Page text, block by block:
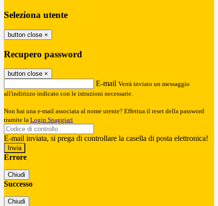
Seleziona utente
button close ×
Recupero password
button close ×
E-mail Verrà inviato un messaggio
all'indirizzo indicato con le istruzioni necessarie.
Non hai una e-mail associata al nome utente? Effettua il reset della password
tramite la Login Spaggiari
E-mail inviata, si prega di controllare la casella di posta elettronica!
Errore
Chiudi
Successo
Chiudi